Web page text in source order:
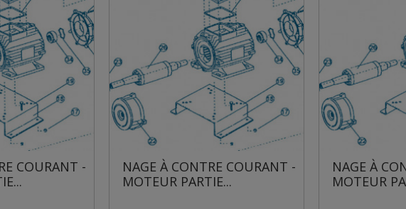
COURANT -
PARTIE...
NAGE À CONTRE COURANT -
MOTEUR PARTIE...